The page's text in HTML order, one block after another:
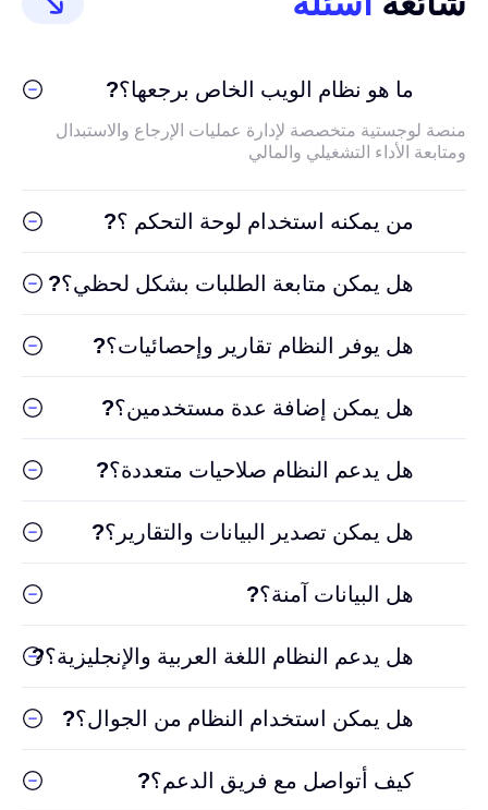
ما هو نظام الويب الخاص برجعها؟?
منصة لوجستية متخصصة لإدارة عمليات الإرجاع والاستبدال
ومتابعة الأداء التشغيلي والمالي
من يمكنه استخدام لوحة التحكم ؟?
هل يمكن متابعة الطلبات بشكل لحظي؟?
هل يوفر النظام تقارير وإحصائيات؟?
هل يمكن إضافة عدة مستخدمين؟?
هل يدعم النظام صلاحيات متعددة؟?
هل يمكن تصدير البيانات والتقارير؟?
هل البيانات آمنة؟?
هل يدعم النظام اللغة العربية والإنجليزية؟?
هل يمكن استخدام النظام من الجوال؟?
كيف أتواصل مع فريق الدعم؟?